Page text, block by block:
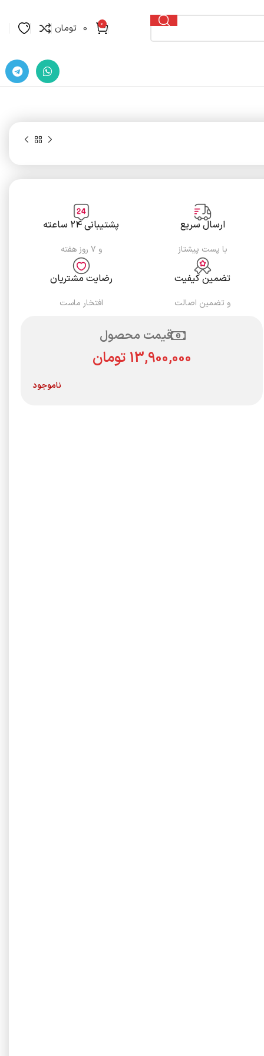
0
0 تومان
ارسال سریع
با پست پیشتاز
پشتیبانی ۲۴ ساعته
و ۷ روز هفته
تضمین کیفیت
و تضمین اصالت
رضایت مشتریان
افتخار ماست
قیمت محصول
تومان
ناموجود